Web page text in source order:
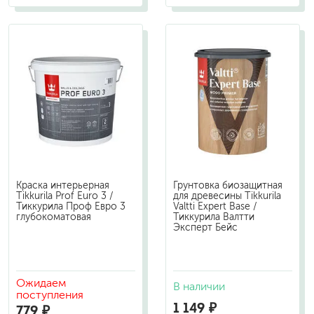
Краска интерьерная
Tikkurila Prof Euro 3 /
Тиккурила Проф Евро 3
глубокоматовая
Ожидаем
поступления
779 ₽
Грунтовка биозащитная
для древесины Tikkurila
Valtti Expert Base /
Тиккурила Валтти
Эксперт Бейс
В наличии
1 149 ₽